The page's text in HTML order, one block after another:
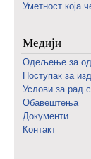
Уметност која
Медији
Одељење за
Поступак за
Услови за рад
Обавештења
Документи
Контакт